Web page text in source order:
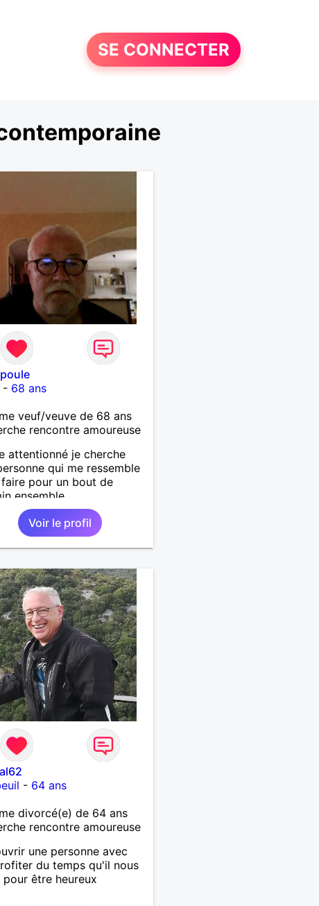
SE CONNECTER
- 68 ans
veuf/veuve de 68 ans
rencontre amoureuse
attentionné je cherche
qui me ressemble
pour un bout de
ensemble
Voir le profil
- 64 ans
divorcé(e) de 64 ans
rencontre amoureuse
une personne avec
du temps qu'il nous
pour être heureux